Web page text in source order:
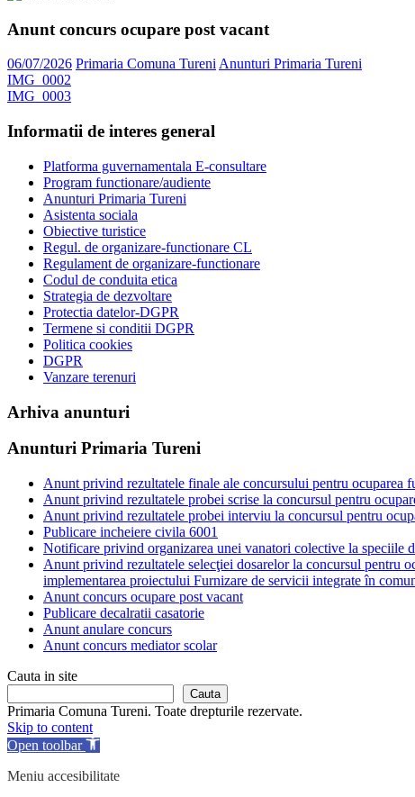
Anunt concurs ocupare post vacant
06/07/2026 Primaria Comuna TureniAnunturi Primaria Tureni
IMG_0002
IMG_0003
Informatii de interes general
Platforma guvernamentala E-consultare
Program functionare/audiente
Anunturi Primaria Tureni
Asistenta sociala
Obiective turistice
Regul. de organizare-functionare CL
Regulament de organizare-functionare
Codul de conduita etica
Strategia de dezvoltare
Protectia datelor-DGPR
Termene si conditii DGPR
Politica cookies
DGPR
Vanzare terenuri
Arhiva anunturi
Anunturi Primaria Tureni
Anunt privind rezultatele finale ale concursului pentru ocuparea
Anunt privind rezultatele probei scrise la concursul pentru
Anunt privind rezultatele probei interviu la concursul pentru
Publicare incheiere civila 6001
Notificare privind organizarea unei vanatori colective la speciile
Anunt privind rezultatele selecţiei dosarelor la concursul pentru
implementarea proiectului Furnizare de servicii integrate în
Anunt concurs ocupare post vacant
Publicare decalratii casatorie
Anunt anulare concurs
Anunt concurs mediator scolar
Cauta in site
Cauta
Primaria Comuna Tureni. Toate drepturile rezervate.
Skip to content
Open toolbar
Meniu accesibilitate